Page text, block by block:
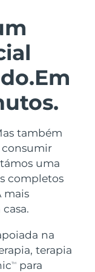
Em
também
consumir
uma
completos
mais
na
terapia
TM
para
go
device
therapy
oral
toothbrush
LED
prevista
prevista9/8/26
prevista15/8/26
prevista 12/8/26
prevista14/8/26
prevista13/8/26
prevista